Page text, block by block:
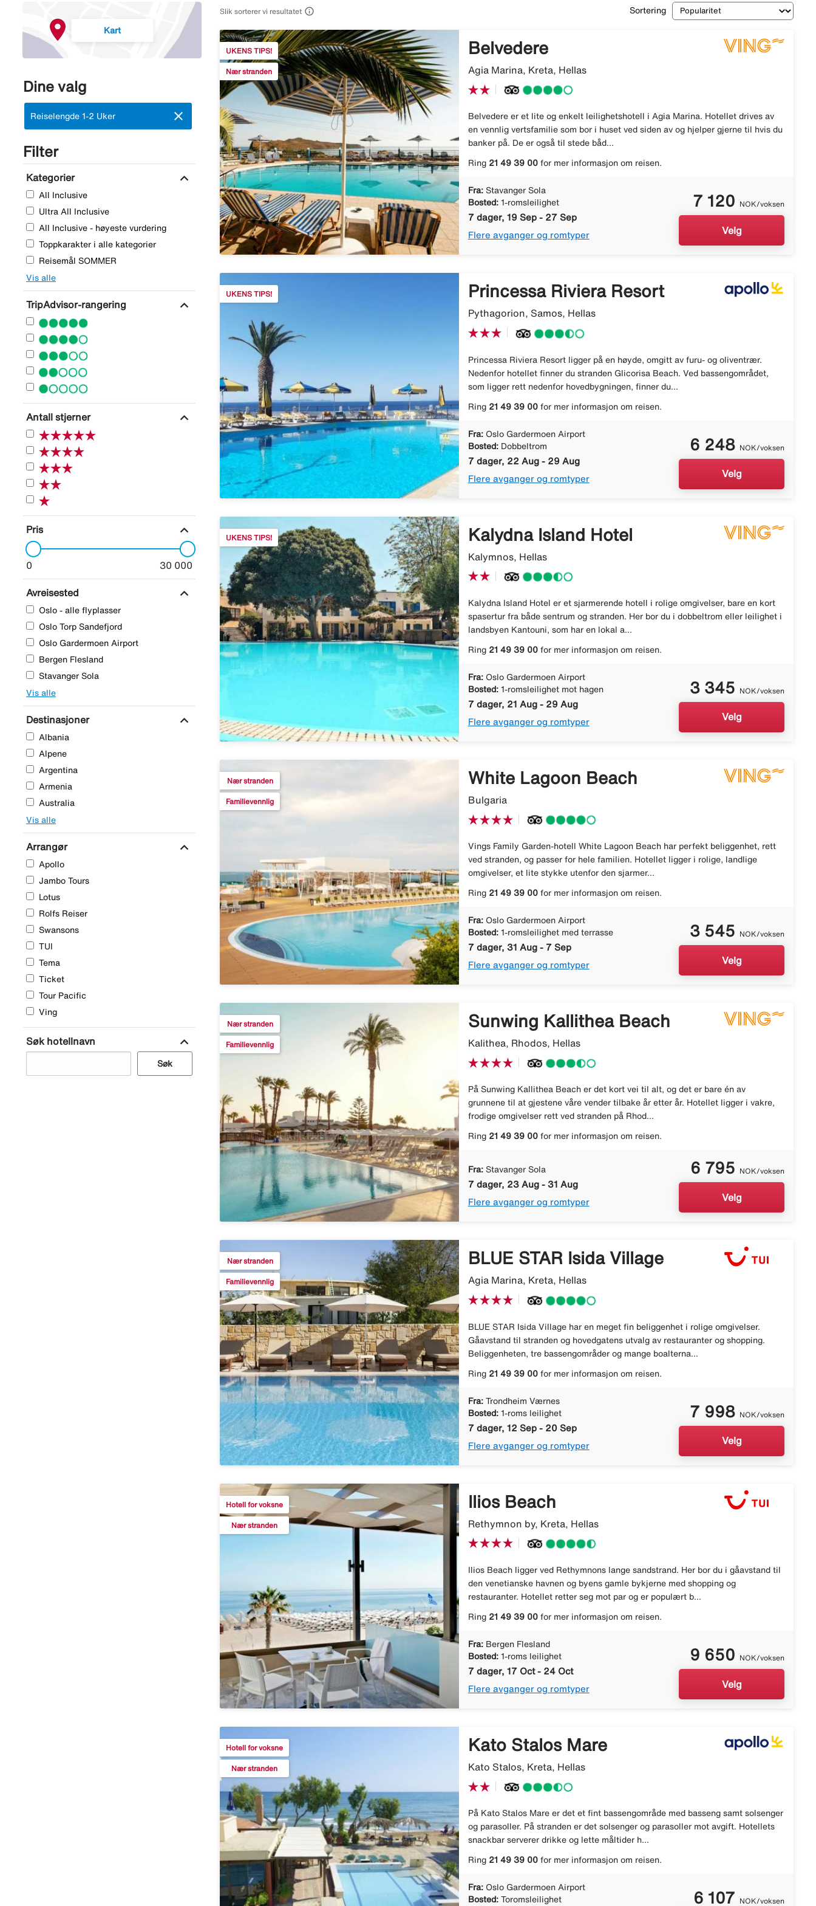
Kart
Dine valg
Fjern:
Reiselengde 1-2 Uker close
Filter
Kategorier expand_more
All Inclusive
Ultra All Inclusive
All Inclusive - høyeste vurdering
Toppkarakter i alle kategorier
Reisemål SOMMER
Vis alle
TripAdvisor-rangering expand_more
Antall stjerner expand_more
Pris expand_more
0 30 000
Avreisested expand_more
Oslo - alle flyplasser
Oslo Torp Sandefjord
Oslo Gardermoen Airport
Bergen Flesland
Stavanger Sola
Vis alle
Destinasjoner expand_more
Albania
Alpene
Argentina
Armenia
Australia
Vis alle
Arrangør expand_more
Apollo
Jambo Tours
Lotus
Rolfs Reiser
Swansons
TUI
Tema
Ticket
Tour Pacific
Ving
Søk hotellnavn expand_more
Søk
Slik sorterer vi resultatet  Sortering
UKENS TIPS!
Nær stranden
Belvedere
Agia Marina, Kreta, Hellas
Belvedere er et lite og enkelt leilighetshotell i Agia Marina. Hotellet drives av
en vennlig vertsfamilie som bor i huset ved siden av og hjelper gjerne til hvis du
banker på. De er også til stede båd...
Ring 21 49 39 00for mer informasjon om reisen.
Fra: Stavanger Sola
Bosted: 1-romsleilighet
7 dager, 19 Sep - 27 Sep
Flere avganger og romtyper
7 120 NOK/voksen
Velg
UKENS TIPS! Princessa Riviera Resort
Pythagorion, Samos, Hellas
Princessa Riviera Resort ligger på en høyde, omgitt av furu- og oliventrær.
Nedenfor hotellet finner du stranden Glicorisa Beach. Ved bassengområdet,
som ligger rett nedenfor hovedbygningen, finner du...
Ring 21 49 39 00for mer informasjon om reisen.
Fra: Oslo Gardermoen Airport
Bosted: Dobbeltrom
7 dager, 22 Aug - 29 Aug
Flere avganger og romtyper
6 248 NOK/voksen
Velg
UKENS TIPS! Kalydna Island Hotel
Kalymnos, Hellas
Kalydna Island Hotel er et sjarmerende hotell i rolige omgivelser, bare en kort
spasertur fra både sentrum og stranden. Her bor du i dobbeltrom eller leilighet i
landsbyen Kantouni, som har en lokal a...
Ring 21 49 39 00for mer informasjon om reisen.
Fra: Oslo Gardermoen Airport
Bosted: 1-romsleilighet mot hagen
7 dager, 21 Aug - 29 Aug
Flere avganger og romtyper
3 345 NOK/voksen
Velg
Nær stranden
Familievennlig
White Lagoon Beach
Bulgaria
Vings Family Garden-hotell White Lagoon Beach har perfekt beliggenhet, rett
ved stranden, og passer for hele familien. Hotellet ligger i rolige, landlige
omgivelser, et lite stykke utenfor den sjarmer...
Ring 21 49 39 00for mer informasjon om reisen.
Fra: Oslo Gardermoen Airport
Bosted: 1-romsleilighet med terrasse
7 dager, 31 Aug - 7 Sep
Flere avganger og romtyper
3 545 NOK/voksen
Velg
Nær stranden
Familievennlig
Sunwing Kallithea Beach
Kalithea, Rhodos, Hellas
På Sunwing Kallithea Beach er det kort vei til alt, og det er bare én av
grunnene til at gjestene våre vender tilbake år etter år. Hotellet ligger i vakre,
frodige omgivelser rett ved stranden på Rhod...
Ring 21 49 39 00for mer informasjon om reisen.
Fra: Stavanger Sola
7 dager, 23 Aug - 31 Aug
Flere avganger og romtyper
6 795 NOK/voksen
Velg
Nær stranden
Familievennlig
BLUE STAR Isida Village
Agia Marina, Kreta, Hellas
BLUE STAR Isida Village har en meget fin beliggenhet i rolige omgivelser.
Gåavstand til stranden og hovedgatens utvalg av restauranter og shopping.
Beliggenheten, tre bassengområder og mange boalterna...
Ring 21 49 39 00for mer informasjon om reisen.
Fra: Trondheim Værnes
Bosted: 1-roms leilighet
7 dager, 12 Sep - 20 Sep
Flere avganger og romtyper
7 998 NOK/voksen
Velg
Hotell for voksne
Nær stranden
Ilios Beach
Rethymnon by, Kreta, Hellas
Ilios Beach ligger ved Rethymnons lange sandstrand. Her bor du i gåavstand til
den venetianske havnen og byens gamle bykjerne med shopping og
restauranter. Hotellet retter seg mot par og er populært b...
Ring 21 49 39 00for mer informasjon om reisen.
Fra: Bergen Flesland
Bosted: 1-roms leilighet
7 dager, 17 Oct - 24 Oct
Flere avganger og romtyper
9 650 NOK/voksen
Velg
Hotell for voksne
Nær stranden
Kato Stalos Mare
Kato Stalos, Kreta, Hellas
På Kato Stalos Mare er det et fint bassengområde med basseng samt solsenger
og parasoller. På stranden er det solsenger og parasoller mot avgift. Hotellets
snackbar serverer drikke og lette måltider h...
Ring 21 49 39 00for mer informasjon om reisen.
Fra: Oslo Gardermoen Airport
Bosted: Toromsleilighet 6 107 NOK/voksen